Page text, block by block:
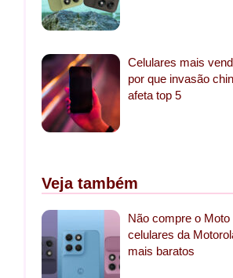
Celulares mais
por que invasão
afeta top 5
Veja também
Não compre o Moto
celulares da
mais baratos